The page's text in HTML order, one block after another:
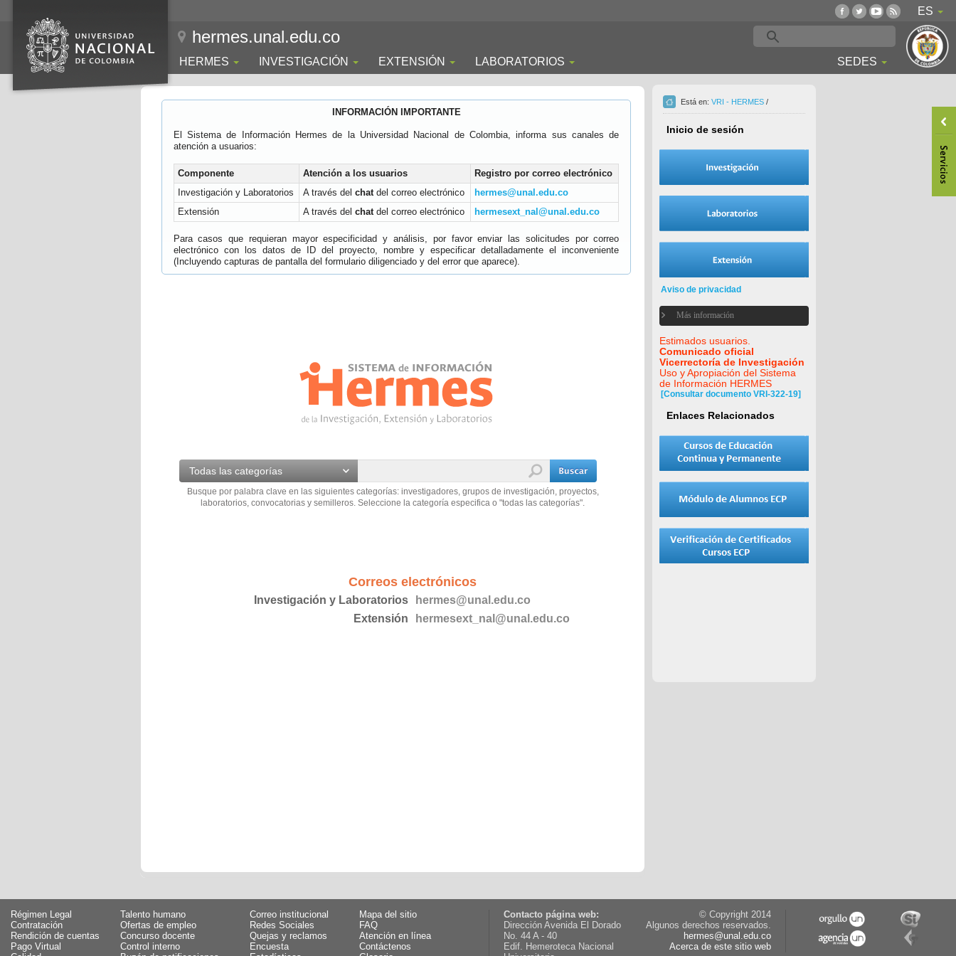
ES
hermes.unal.edu.co
HERMES INVESTIGACIÓN EXTENSIÓN LABORATORIOS SEDES
INFORMACIÓN IMPORTANTE
El Sistema de Información Hermes de la Universidad Nacional de Colombia, informa sus canales de
atención a usuarios:
Componente Atención a los usuarios
Registro por correo electrónico
Investigación y Laboratorios
A través del chatdel correo electrónico
hermes@unal.edu.co
Extensión
A través del chatdel correo electrónico hermesext_nal@unal.edu.co
Para casos que requieran mayor especificidad y análisis, por favor enviar las solicitudes por correo
electrónico con los datos de ID del proyecto, nombre y especificar detalladamente el inconveniente
(Incluyendo capturas de pantalla del formulario diligenciado y del error que aparece).
Todas las categorías
Busque por palabra clave en las siguientes categorías: investigadores, grupos de investigación, proyectos,
laboratorios, convocatorias y semilleros. Seleccione la categoría especifica o "todas las categorías".
Correos electrónicos
Investigación y Laboratorios
hermes@unal.edu.co
Extensión
hermesext_nal@unal.edu.co
Está en: VRI - HERMES /
Inicio de sesión
Aviso de privacidad
Más información
Estimados usuarios.
Comunicado oficial
Vicerrectoría de Investigación
Uso y Apropiación del Sistema
de Información HERMES
[Consultar documento VRI-322-19]
Enlaces Relacionados
Régimen Legal
Talento humano
Contratación
Ofertas de empleo
Rendición de cuentas
Concurso docente
Pago Virtual
Control interno
Correo institucional
Mapa del sitio
Redes Sociales
FAQ
Quejas y reclamos
Atención en línea
Encuesta
Contáctenos
Contacto página web:
Dirección Avenida El Dorado
No. 44 A - 40
Edif. Hemeroteca Nacional
© Copyright 2014
Algunos derechos reservados.
hermes@unal.edu.co
Acerca de este sitio web